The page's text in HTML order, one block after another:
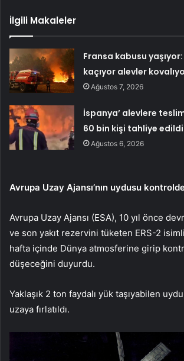
İlgili Makaleler
Fransa kabusu
kaçıyor alevler
Ağustos 7, 2026
İspanya’ alevlere
60 bin kişi tahliye edildi
Ağustos 6, 2026
Avrupa Uzay Ajansı’nın uydusu
Avrupa Uzay Ajansı (ESA), 10 yıl önce
ve son yakıt rezervini tüketen ERS-2
hafta içinde Dünya atmosferine girip
düşeceğini duyurdu.
Yaklaşık 2 ton faydalı yük taşıyabilen
uzaya fırlatıldı.